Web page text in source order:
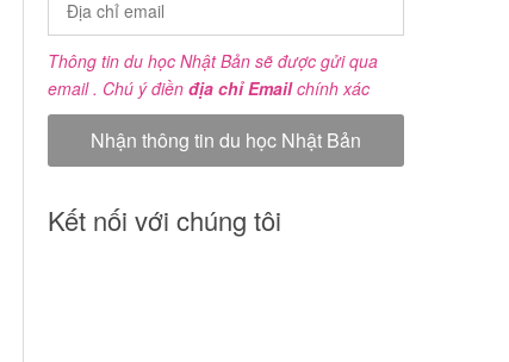
Thông tin du học Nhật Bản sẽ được gửi qua
email . Chú ý điền địa chỉ Emailchính xác
Kết nối với chúng tôi